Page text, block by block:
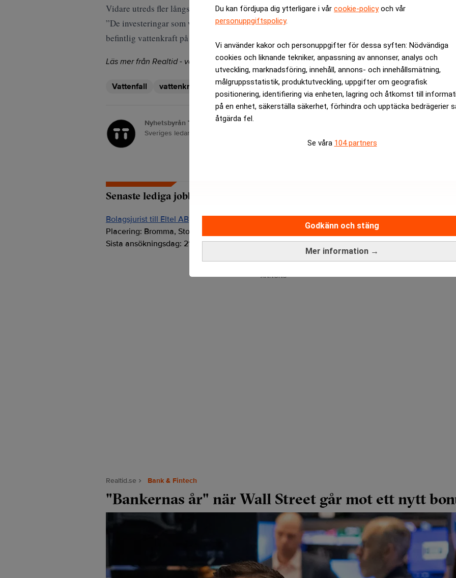
Du kan fördjupa dig ytterligare i vår cookie-policyoch vår
personuppgiftspolicy.
Vi använder kakor och personuppgifter för dessa syften: Nödvändiga
cookies och liknande tekniker, anpassning av annonser, analys och
utveckling, marknadsföring, innehåll, annons- och innehållsmätning,
målgruppsstatistik, produktutveckling, uppgifter om geografisk
positionering, identifiering via enheten, lagring och åtkomst till
på en enhet, säkerställa säkerhet, förhindra och upptäcka bedrägerier
åtgärda fel.
Se våra 104 partners
Mer information →
Godkänn och stäng
Vidare utreds fler långsiktiga miljardinvesteringar, bland annat ett nytt pumpkraftverk i Umeälven.
”De investeringar som vi planerar och utreder omfattar både modernisering för de kommande
befintlig vattenkraft på fyra platser”, säger Fricot Norén.
Läs mer från Realtid - vårt nyhetsbrev är kostnadsfritt: Prenumerera
Vattenfall vattenkraft
Nyhetsbyrån TT
Sveriges ledande nyhetsbyrå sedan 1921
Senaste lediga jobben
Bolagsjurist till Eltel AB
Placering: Bromma, Stockholm
Sista ansökningsdag: 21/08/2026
Medarbetare inom Intern
Sista ansökningsdag:13/06/
ANNONS
Realtid.se Bank & Fintech
"Bankernas år" när Wall Street går mot ett nytt